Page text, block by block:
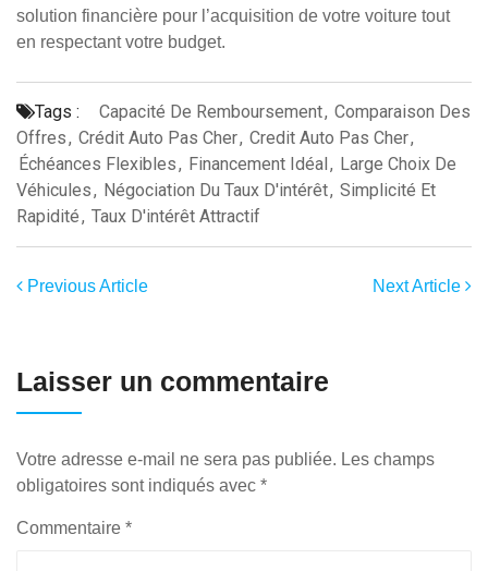
solution financière pour l’acquisition de votre voiture tout
en respectant votre budget.
Tags : Capacité De Remboursement, Comparaison Des
Offres, Crédit Auto Pas Cher, Credit Auto Pas Cher,
Échéances Flexibles, Financement Idéal, Large Choix De
Véhicules, Négociation Du Taux D'intérêt, Simplicité Et
Rapidité, Taux D'intérêt Attractif
Previous Article Next Article
Laisser un commentaire
Votre adresse e-mail ne sera pas publiée. Les champs
obligatoires sont indiqués avec *
Commentaire *